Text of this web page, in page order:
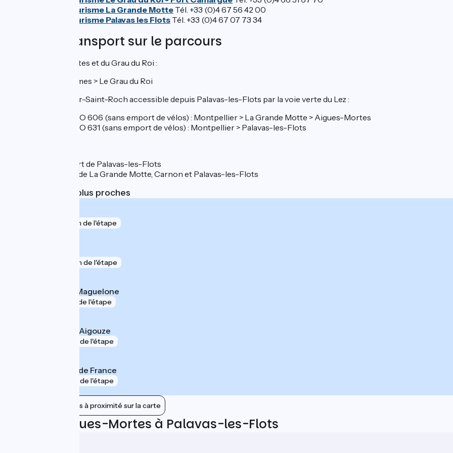
Office de tourisme La Grande Motte Tél. +33 (0)4 67 56 42 00
Office de tourisme Palavas les Flots Tél. +33 (0)4 67 07 73 34
Trains et transport sur le parcours
Gare d'Aigues-Mortes et du Grau du Roi :
Ligne TER Nîmes > Le Grau du Roi
Gare de Montpellier-Saint-Roch accessible depuis Palavas-les-Flots par la voie verte du Lez :
Ligne de car liO 606 (sans emport de vélos) : Montpellier > La Grande Motte > Aigues-Mortes
Ligne de car liO 631 (sans emport de vélos) : Montpellier > Palavas-les-Flots
Haltes fluviales : port de Palavas-les-Flots
Ports de plaisance de La Grande Motte, Carnon et Palavas-les-Flots
Gares SNCF les plus proches
158 m de l'étape
188 m de l'étape
Villeneuve-lès-Maguelone
1 km de l'étape
Saint-Laurent-d'Aigouze
6 km de l'étape
Montpellier Sud de France
7 km de l'étape
Afficher les gares à proximité sur la carte
Avis sur Aigues-Mortes à Palavas-les-Flots